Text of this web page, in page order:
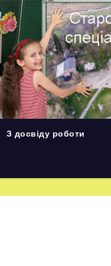
З досвіду роботи